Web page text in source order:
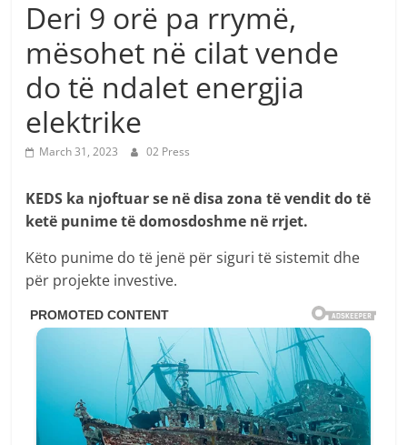
Deri 9 orë pa rrymë,
mësohet në cilat vende
do të ndalet energjia
elektrike
March 31, 2023 02 Press
KEDS ka njoftuar se në disa zona të vendit do të
ketë punime të domosdoshme në rrjet.
Këto punime do të jenë për siguri të sistemit dhe
për projekte investive.